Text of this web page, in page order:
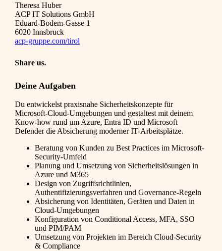
Theresa Huber
ACP IT Solutions GmbH
Eduard-Bodem-Gasse 1
6020 Innsbruck
acp-gruppe.com/tirol
Share us.
Deine Aufgaben
Du entwickelst praxisnahe Sicherheitskonzepte für
Microsoft-Cloud-Umgebungen und gestaltest mit deinem
Know-how rund um Azure, Entra ID und Microsoft
Defender die Absicherung moderner IT-Arbeitsplätze.
Beratung von Kunden zu Best Practices im Microsoft-
Security-Umfeld
Planung und Umsetzung von Sicherheitslösungen in
Azure und M365
Design von Zugriffsrichtlinien,
Authentifizierungsverfahren und Governance-Regeln
Absicherung von Identitäten, Geräten und Daten in
Cloud-Umgebungen
Konfiguration von Conditional Access, MFA, SSO
und PIM/PAM
Umsetzung von Projekten im Bereich Cloud-Security
& Compliance